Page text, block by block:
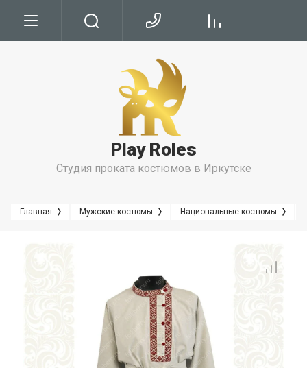
Условия Бронирования
Play Roles
Студия проката костюмов в Иркутске
Главная Мужские костюмы Национальные костюмы